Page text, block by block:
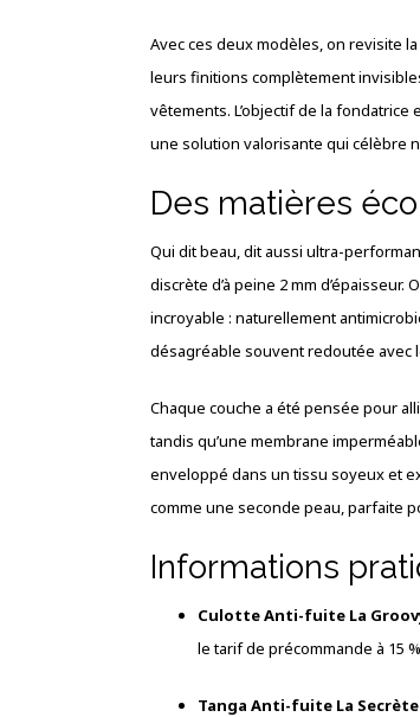
Avec ces deux modèles, on revisite
leurs finitions complètement
vêtements. L’objectif de la
une solution valorisante qui célèbre
Des matières
Qui dit beau, dit aussi ultra-
discrète d’à peine 2 mm
incroyable : naturellement
désagréable souvent redoutée
Chaque couche a été pensée pour
tandis qu’une membrane
enveloppé dans un tissu soyeux et
comme une seconde peau, parfaite
Informations
Culotte Anti-fuite La
le tarif de précommande à 15
Tanga Anti-fuite La Secrète